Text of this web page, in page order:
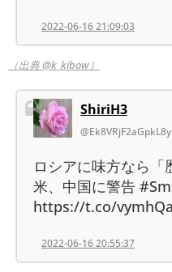
2022-06-16 21:09:03
（出典 @k_kibow）
ShiriH3
@Ek8VRjF2aGpkL8y
ロシアに味方なら「
米、中国に警告
https://t.co/
2022-06-16 20:55:37